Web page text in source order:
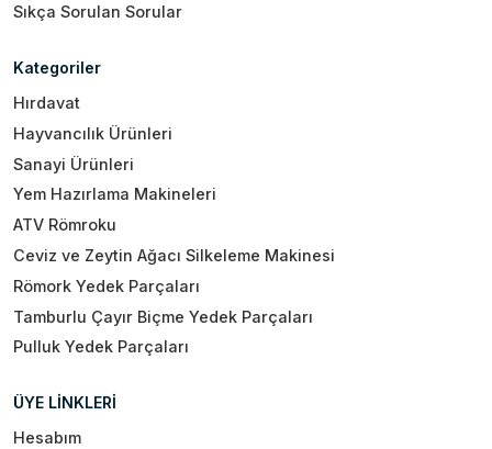
Sıkça Sorulan Sorular
Kategoriler
Hırdavat
Hayvancılık Ürünleri
Sanayi Ürünleri
Yem Hazırlama Makineleri
ATV Römroku
Ceviz ve Zeytin Ağacı Silkeleme Makinesi
Römork Yedek Parçaları
Tamburlu Çayır Biçme Yedek Parçaları
Pulluk Yedek Parçaları
ÜYE LİNKLERİ
Hesabım